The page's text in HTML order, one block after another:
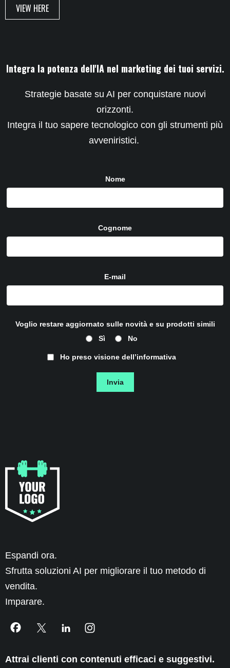
VIEW HERE
Integra la potenza dell'IA nel marketing dei tuoi servizi.
Strategie basate su AI per conquistare nuovi
orizzonti.
Integra il tuo sapere tecnologico con gli strumenti più
avveniristici.
Nome
Cognome
E-mail
Voglio restare aggiornato sulle novità e su prodotti simili
Sì
No
Ho preso visione dell’informativa
Invia
Espandi ora.
Sfrutta soluzioni AI per migliorare il tuo metodo di
vendita.
Imparare.
Attrai clienti con contenuti efficaci e suggestivi.